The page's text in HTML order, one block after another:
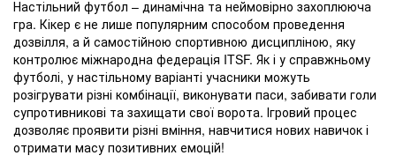
Настільний футбол – динамічна та неймовірно захоплююча
гра. Кікер є не лише популярним способом проведення
дозвілля, а й самостійною спортивною дисципліною, яку
контролює міжнародна федерація ITSF. Як і у справжньому
футболі, у настільному варіанті учасники можуть
розігрувати різні комбінації, виконувати паси, забивати голи
супротивникові та захищати свої ворота. Ігровий процес
дозволяє проявити різні вміння, навчитися нових навичок і
отримати масу позитивних емоцій!